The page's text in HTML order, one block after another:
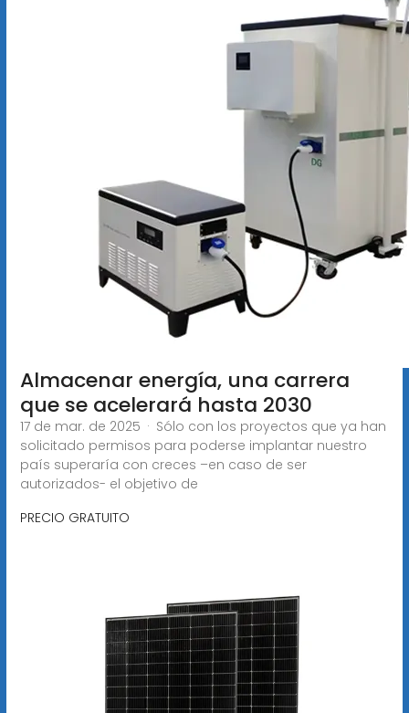
Almacenar energía, una carrera
que se acelerará hasta 2030
17 de mar. de 2025 · Sólo con los proyectos que ya han
solicitado permisos para poderse implantar nuestro
país superaría con creces –en caso de ser
autorizados- el objetivo de
PRECIO GRATUITO